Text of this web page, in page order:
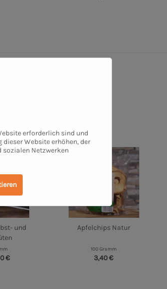
und
€
Apfelchips Natur
100 Gramm
3,40 €
erforderlich sind und
Website erhöhen, der
sozialen Netzwerken